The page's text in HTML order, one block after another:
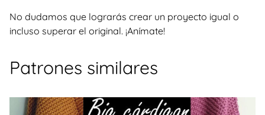
No dudamos que lograrás crear un proyecto igual o
incluso superar el original. ¡Anímate!
Patrones similares